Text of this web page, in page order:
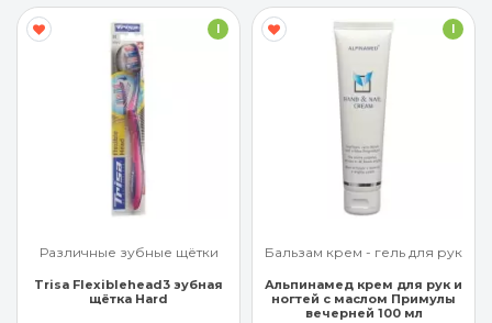
Различные зубные щётки
Trisa Flexiblehead3 зубная
щётка Hard
Бальзам крем - гель для рук
Альпинамед крем для рук и
ногтей с маслом Примулы
вечерней 100 мл